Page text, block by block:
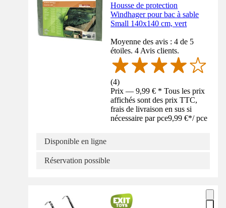
Housse de protection
Windhager pour bac à sable
Small 140x140 cm, vert
Moyenne des avis : 4 de 5
étoiles. 4 Avis clients.
(4)
Prix — 9,99 € * Tous les prix
affichés sont des prix TTC,
frais de livraison en sus si
nécessaire par pce9,99 €*/ pce
Disponible en ligne
Réservation possible